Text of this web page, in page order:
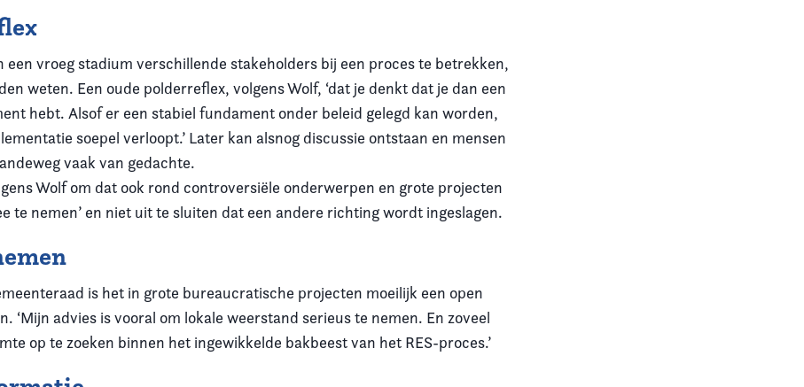
een vroeg stadium verschillende stakeholders bij een proces te betrekken,
weten. Een oude polderreflex, volgens Wolf, ‘dat je denkt dat je dan een
hebt. Alsof er een stabiel fundament onder beleid gelegd kan worden,
soepel verloopt.’ Later kan alsnog discussie ontstaan en mensen
vaak van gedachte.
Wolf om dat ook rond controversiële onderwerpen en grote projecten
te nemen’ en niet uit te sluiten dat een andere richting wordt ingeslagen.
is het in grote bureaucratische projecten moeilijk een open
‘Mijn advies is vooral om lokale weerstand serieus te nemen. En zoveel
op te zoeken binnen het ingewikkelde bakbeest van het RES-proces.’